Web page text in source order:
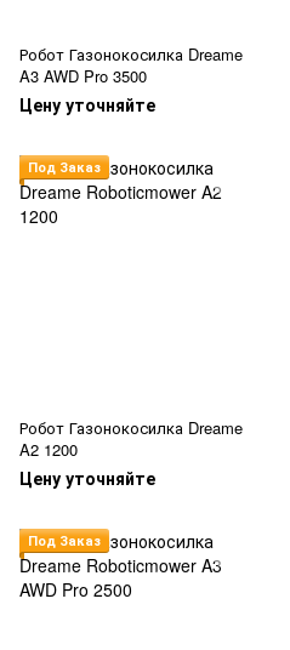
Робот Газонокосилка Dreame
A3 AWD Pro 3500
Цену уточняйте
Под Заказ
Робот Газонокосилка Dreame
A2 1200
Цену уточняйте
Под Заказ